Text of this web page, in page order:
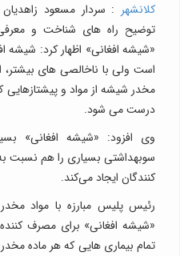
کلانشهر : سردار مسعود زاهدیان
توضیح راه های شناخت و
«شیشه افغانی» اظهار کرد: شیشه
است ولی با ناخالصی های
مخدر شیشه از مواد و
درست می شود.
وی افزود: «شیشه افغانی»
سوبهداشتی بسیاری را هم نسبت
کنندگان ایجاد می‌کند.
رئیس پلیس مبارزه با مواد
«شیشه افغانی» برای مصرف
تمام بیماری هایی که هر ماده